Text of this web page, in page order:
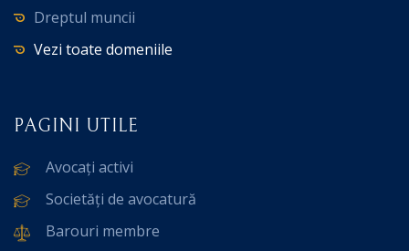
Dreptul muncii
Vezi toate domeniile
PAGINI UTILE
Avocați activi
Societăți de avocatură
Barouri membre